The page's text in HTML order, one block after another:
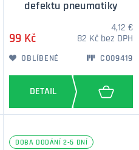
defektu pneumatiky
99 Kč
4,12 €
82 Kč bez DPH
OBLÍBENÉ CO09419
DOBA DODÁNÍ 2-5 DNÍ